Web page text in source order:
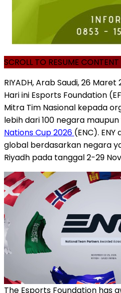
SCROLL TO RESUME CONTENT
RIYADH, Arab Saudi,26 Maret
Hari ini Esports Foundation
Mitra Tim Nasional kepada
lebih dari 100 negara
Nations Cup 2026 (ENC).
global berdasarkan negara
Riyadh pada tanggal 2-29
The Esports Foundation has